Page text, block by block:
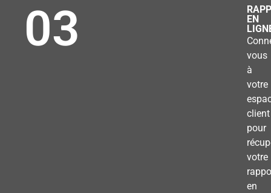
03
EN
vous
à
votre
client
pour
votre
en